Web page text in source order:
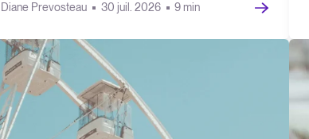
Diane Prevosteau 30 juil. 2026 9 min